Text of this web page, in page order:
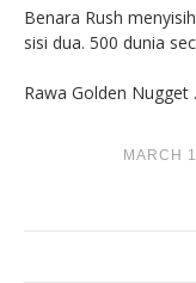
Benara Rush
sisi dua. 500 dunia
Rawa Golden Nugget
MARCH